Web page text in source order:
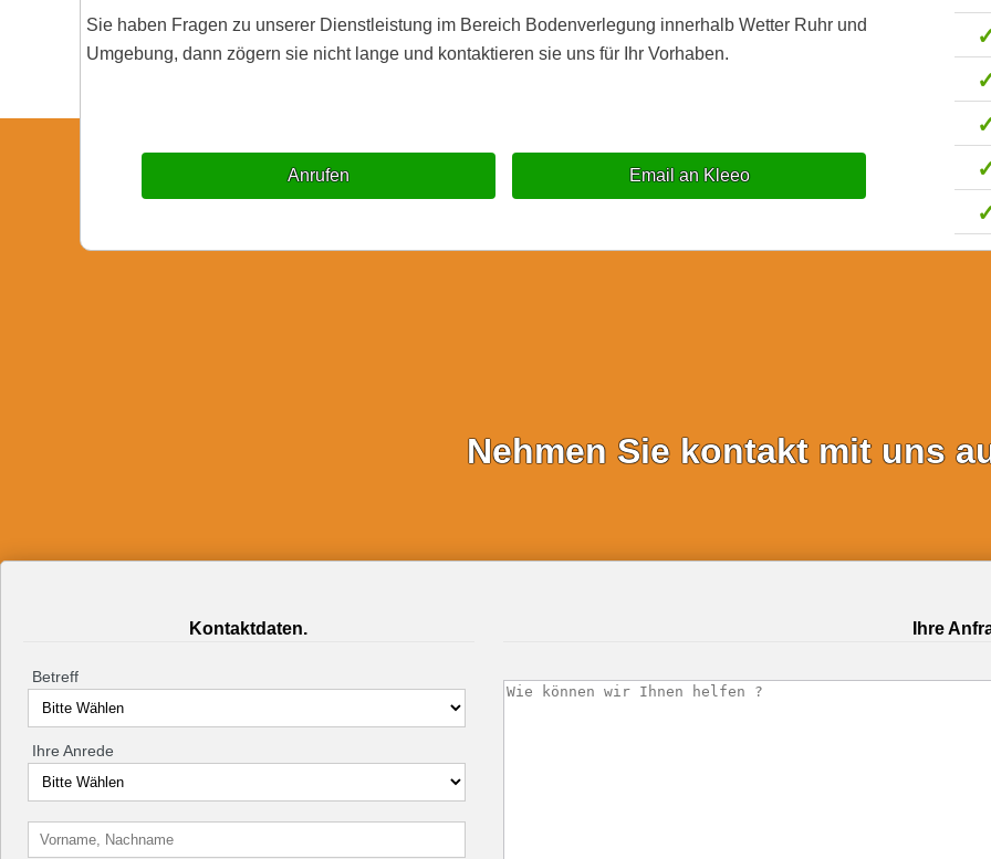
Sie haben Fragen zu unserer Dienstleistung im Bereich Bodenverlegung innerhalb Wetter Ruhr und
Umgebung, dann zögern sie nicht lange und kontaktieren sie uns für Ihr Vorhaben.
Anrufen Email an Kleeo
Nehmen Sie kontakt mit uns
Kontaktdaten.
Betreff
Ihre Anrede
Ihre